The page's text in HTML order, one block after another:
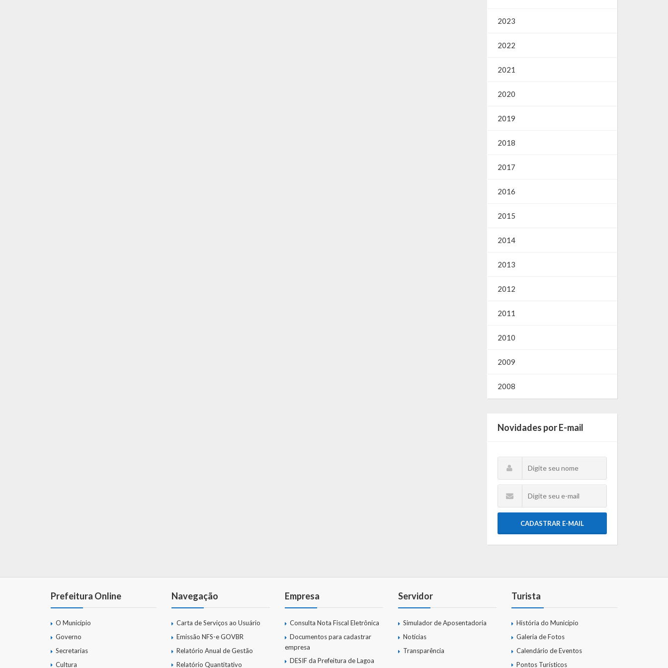
2023
2022
2021
2020
2019
2018
2017
2016
2015
2014
2013
2012
2011
2010
2009
2008
Novidades por E-mail
CADASTRAR E-MAIL
Prefeitura Online
O Município
Governo
Secretarias
Cultura
Navegação
Carta de Serviços ao Usuário
Emissão NFS-e GOVBR
Relatório Anual de Gestão
Relatório Quantitativo
Empresa
Consulta Nota Fiscal Eletrônica
Documentos para cadastrar
empresa
DESIF da Prefeitura de Lagoa
Servidor
Simulador de Aposentadoria
Notícias
Transparência
Turista
História do Município
Galeria de Fotos
Calendário de Eventos
Pontos Turísticos